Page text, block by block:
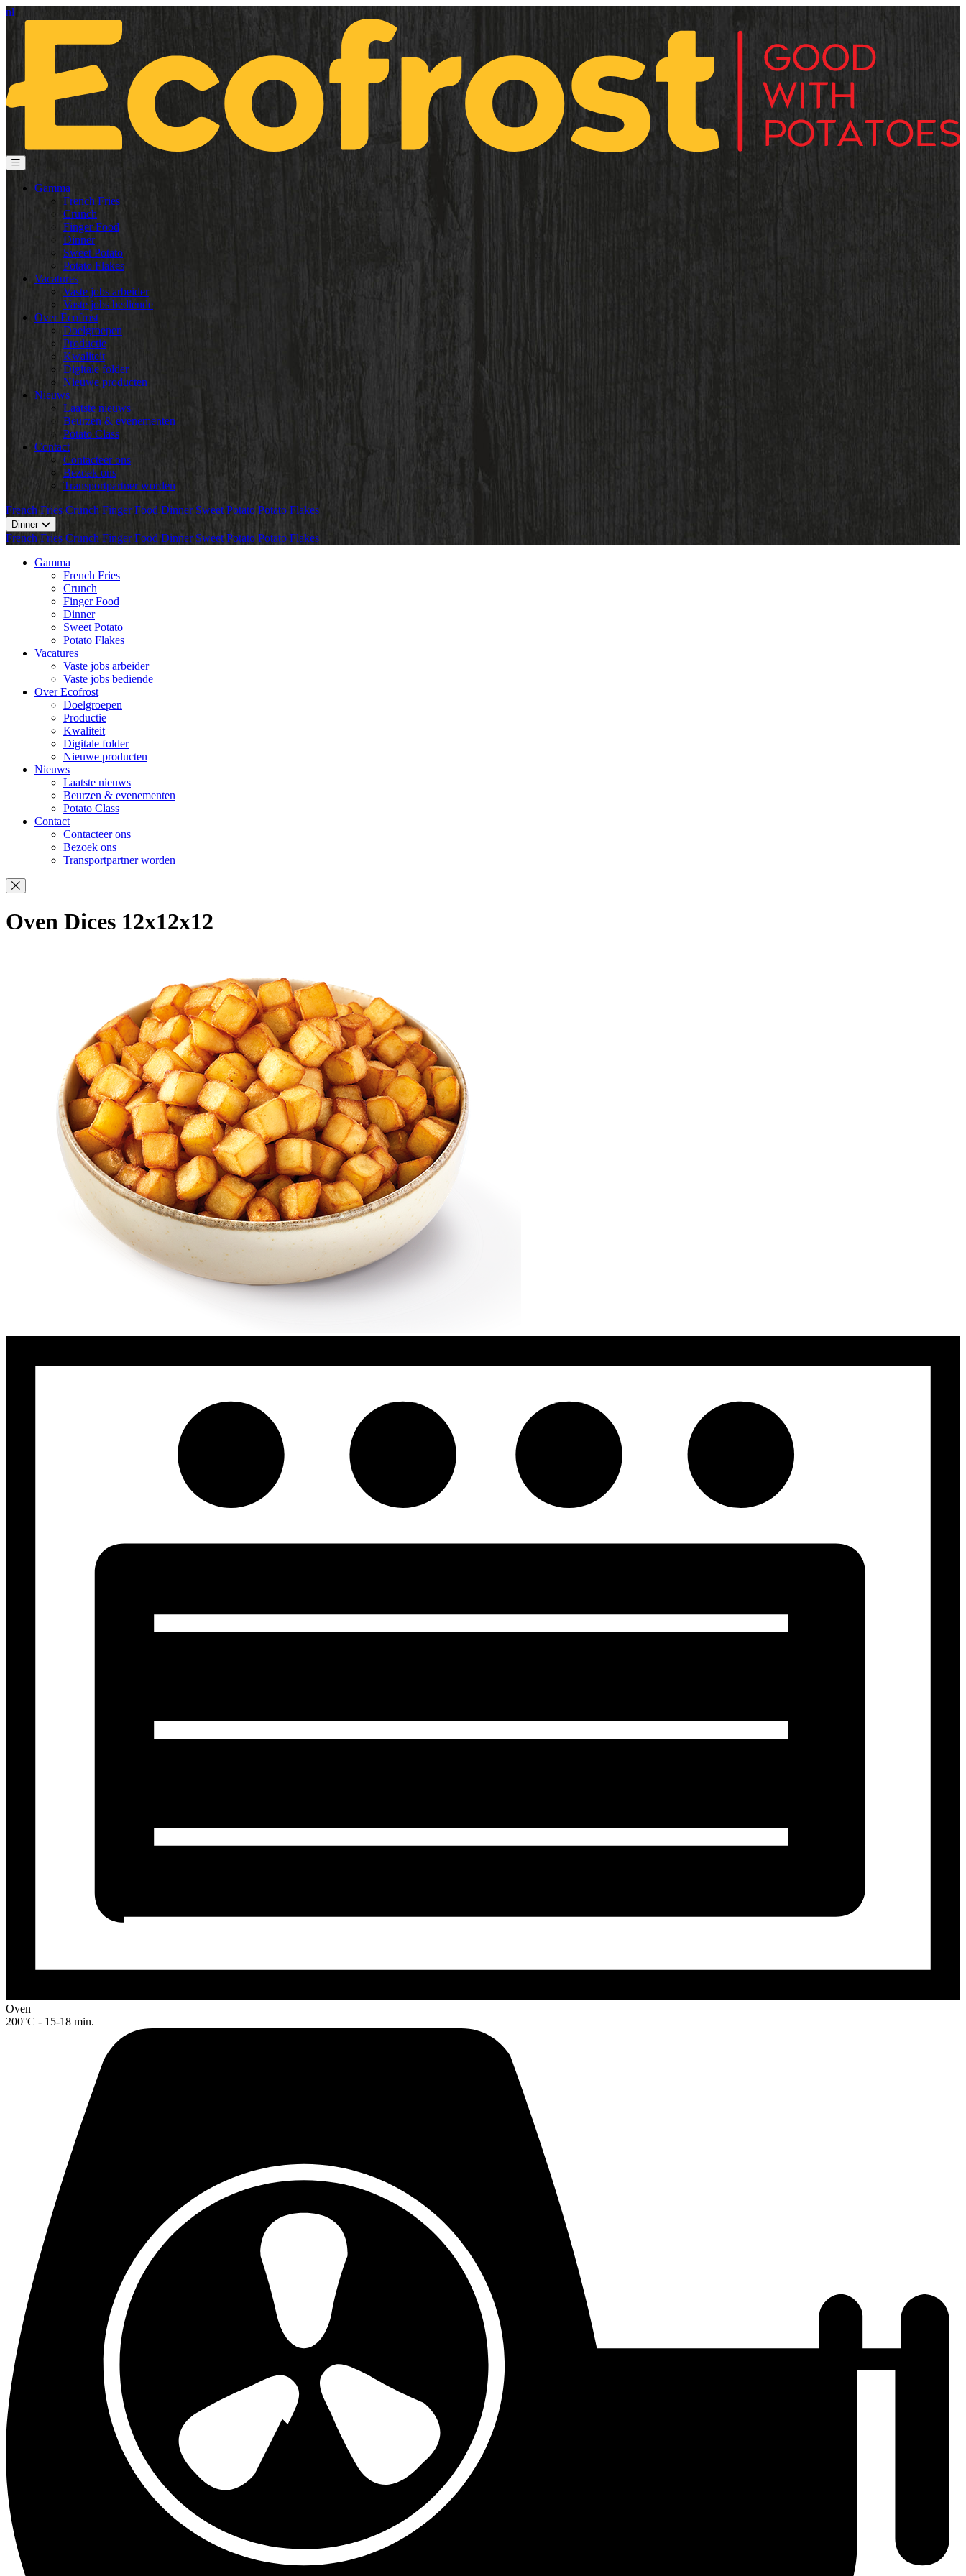
nl
Gamma
French Fries
Crunch
Finger Food
Dinner
Sweet Potato
Potato Flakes
Vacatures
Vaste jobs arbeider
Vaste jobs bediende
Over Ecofrost
Doelgroepen
Productie
Kwaliteit
Digitale folder
Nieuwe producten
Nieuws
Laatste nieuws
Beurzen & evenementen
Potato Class
Contact
Contacteer ons
Bezoek ons
Transportpartner worden
French Fries Crunch Finger Food Dinner Sweet Potato Potato Flakes
Dinner
French Fries Crunch Finger Food Dinner Sweet Potato Potato Flakes
Gamma
French Fries
Crunch
Finger Food
Dinner
Sweet Potato
Potato Flakes
Vacatures
Vaste jobs arbeider
Vaste jobs bediende
Over Ecofrost
Doelgroepen
Productie
Kwaliteit
Digitale folder
Nieuwe producten
Nieuws
Laatste nieuws
Beurzen & evenementen
Potato Class
Contact
Contacteer ons
Bezoek ons
Transportpartner worden
Oven Dices 12x12x12
Oven
200°C - 15-18 min.